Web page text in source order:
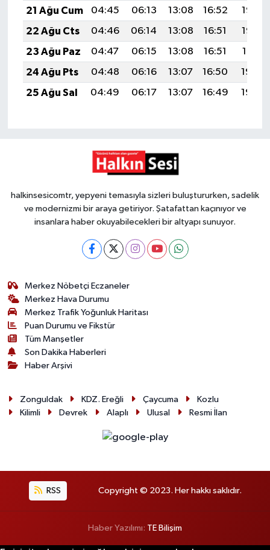
21 Ağu Cum
04:45 06:13 13:08 16:52
19:53
22 Ağu Cts
04:46 06:14 13:08 16:51
19:52
23 Ağu Paz
04:47 06:15 13:08 16:51
19:51
24 Ağu Pts
04:48 06:16 13:07 16:50
19:49
25 Ağu Sal
04:49 06:17 13:07 16:49 19:48
halkinsesicomtr, yepyeni temasıyla sizleri buluştururken, sadelik
ve modernizmi bir araya getiriyor. Şatafattan kaçınıyor ve
insanlara haber okuyabilecekleri bir altyapı sunuyor.
Merkez Nöbetçi Eczaneler
Merkez Hava Durumu
Merkez Trafik Yoğunluk Haritası
Puan Durumu ve Fikstür
Tüm Manşetler
Son Dakika Haberleri
Haber Arşivi
Zonguldak KDZ. Ereğli Çaycuma
Kozlu
Kilimli
Devrek Alaplı Ulusal Resmi İlan
RSS Copyright © 2023. Her hakkı saklıdır.
Haber Yazılımı: TE Bilişim